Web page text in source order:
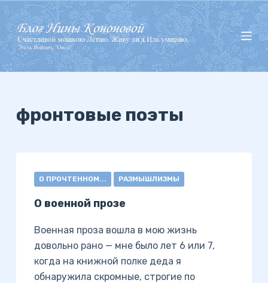
П
е
р
е
й
фронтовые поэты
О ПРОЧТЕННОМ... РАЗМЫШЛИЗМЫ
О военной прозе
Военная проза вошла в мою жизнь
довольно рано — мне было лет 6 или 7,
когда на книжной полке деда я
обнаружила скромные, строгие по